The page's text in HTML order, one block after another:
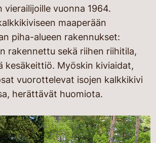
vierailijoille vuonna 1964.
maaperään
piha-alueen rakennukset:
rakennettu sekä riihen riihitila,
kesäkeittiö. Myöskin kiviaidat,
vuorottelevat isojen kalkkikivi
herättävät huomiota.